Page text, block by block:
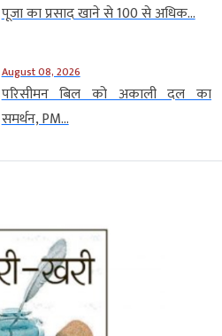
पूजा का प्रसाद खाने से 100 से अधिक...
August 08, 2026
परिसीमन बिल को अकाली दल का
समर्थन, PM...